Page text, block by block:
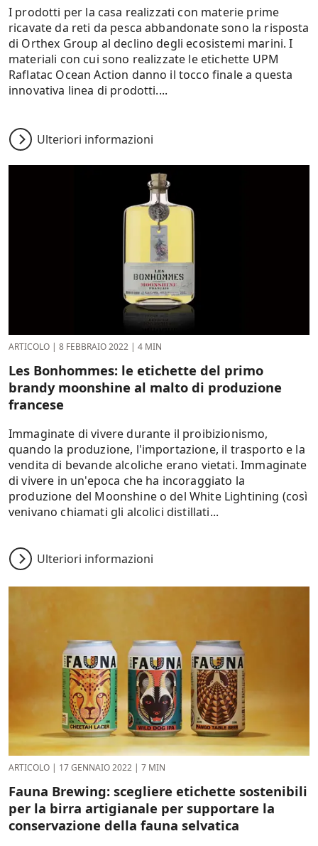
I prodotti per la casa realizzati con materie prime
ricavate da reti da pesca abbandonate sono la risposta
di Orthex Group al declino degli ecosistemi marini. I
materiali con cui sono realizzate le etichette UPM
Raflatac Ocean Action danno il tocco finale a questa
innovativa linea di prodotti....
Ulteriori informazioni
ARTICOLO | 8 FEBBRAIO 2022 | 4 MIN
Les Bonhommes: le etichette del primo
brandy moonshine al malto di produzione
francese
Immaginate di vivere durante il proibizionismo,
quando la produzione, l'importazione, il trasporto e la
vendita di bevande alcoliche erano vietati. Immaginate
di vivere in un'epoca che ha incoraggiato la
produzione del Moonshine o del White Lightining (così
venivano chiamati gli alcolici distillati...
Ulteriori informazioni
ARTICOLO | 17 GENNAIO 2022 | 7 MIN
Fauna Brewing: scegliere etichette sostenibili
per la birra artigianale per supportare la
conservazione della fauna selvatica